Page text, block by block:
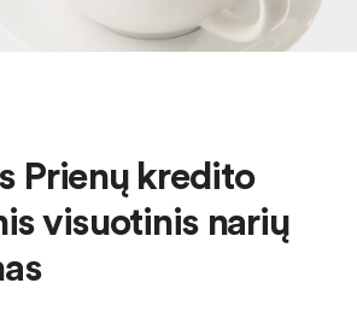
Prienų kredito
visuotinis narių